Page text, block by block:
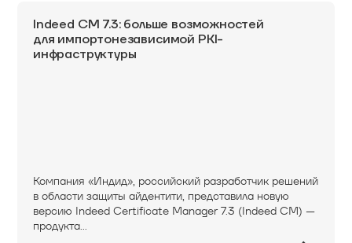
Indeed CM 7.3: больше возможностей
для импортонезависимой PKI-
инфраструктуры
Компания «Индид», российский разработчик решений
в области защиты айдентити, представила новую
версию Indeed Certificate Manager 7.3 (Indeed CM) —
продукта...